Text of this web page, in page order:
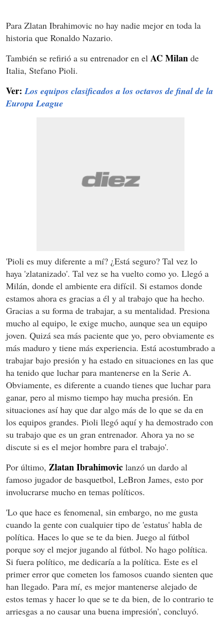
Para Zlatan Ibrahimovic no hay nadie mejor en toda la
historia que Ronaldo Nazario.
También se refirió a su entrenador en el AC Milan de
Italia, Stefano Pioli.
Ver:Los equipos clasificados a los octavos de final de la
Europa League
'Pioli es muy diferente a mí? ¿Está seguro? Tal vez lo
haya 'zlatanizado'. Tal vez se ha vuelto como yo. Llegó a
Milán, donde el ambiente era difícil. Si estamos donde
estamos ahora es gracias a él y al trabajo que ha hecho.
Gracias a su forma de trabajar, a su mentalidad. Presiona
mucho al equipo, le exige mucho, aunque sea un equipo
joven. Quizá sea más paciente que yo, pero obviamente es
más maduro y tiene más experiencia. Está acostumbrado a
trabajar bajo presión y ha estado en situaciones en las que
ha tenido que luchar para mantenerse en la Serie A.
Obviamente, es diferente a cuando tienes que luchar para
ganar, pero al mismo tiempo hay mucha presión. En
situaciones así hay que dar algo más de lo que se da en
los equipos grandes. Pioli llegó aquí y ha demostrado con
su trabajo que es un gran entrenador. Ahora ya no se
discute si es el mejor hombre para el trabajo'.
Por último, Zlatan Ibrahimovic lanzó un dardo al
famoso jugador de basquetbol, LeBron James, esto por
involucrarse mucho en temas políticos.
'Lo que hace es fenomenal, sin embargo, no me gusta
cuando la gente con cualquier tipo de 'estatus' habla de
política. Haces lo que se te da bien. Juego al fútbol
porque soy el mejor jugando al fútbol. No hago política.
Si fuera político, me dedicaría a la política. Este es el
primer error que cometen los famosos cuando sienten que
han llegado. Para mí, es mejor mantenerse alejado de
estos temas y hacer lo que se te da bien, de lo contrario te
arriesgas a no causar una buena impresión', concluyó.